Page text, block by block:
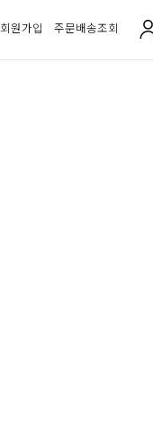
회원가입 주문배송조회